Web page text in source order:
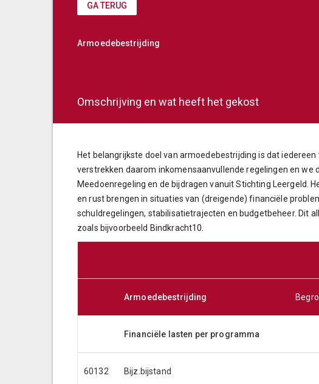
Armoedebestrijding
Omschrijving en wat heeft het gekost
Het belangrijkste doel van armoedebestrijding is dat
verstrekken daarom inkomensaanvullende regelingen en we
Meedoenregeling en de bijdragen vanuit Stichting Leergeld.
en rust brengen in situaties van (dreigende) financiële
schuldregelingen, stabilisatietrajecten en budgetbeheer. Dit
zoals bijvoorbeeld Bindkracht10.
Armoedebestrijding
Financiële lasten per programma
60132 Bijz.bijstand
GA TERUG